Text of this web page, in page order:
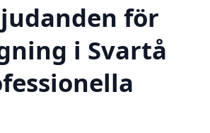
för
i Svartå